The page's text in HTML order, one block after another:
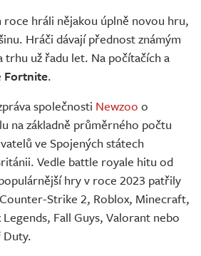
roce hráli nějakou úplně novou hru,
Hráči dávají přednost známým
už řadu let. Na počítačích a
Fortnite.
společnosti Newzoo o
na základně průměrného počtu
ve Spojených státech
Vedle battle royale hitu od
hry v roce 2023 patřily
Strike 2, Roblox, Minecraft,
Fall Guys, Valorant nebo